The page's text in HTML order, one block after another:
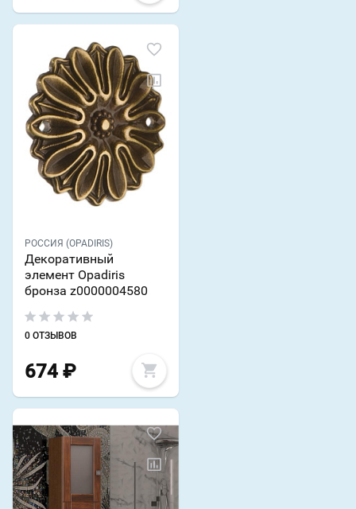
РОССИЯ (OPADIRIS)
Декоративный
элемент Opadiris
бронза z0000004580
0 ОТЗЫВОВ
674 ₽